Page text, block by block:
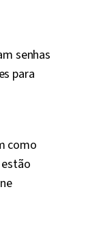
senhas
para
como